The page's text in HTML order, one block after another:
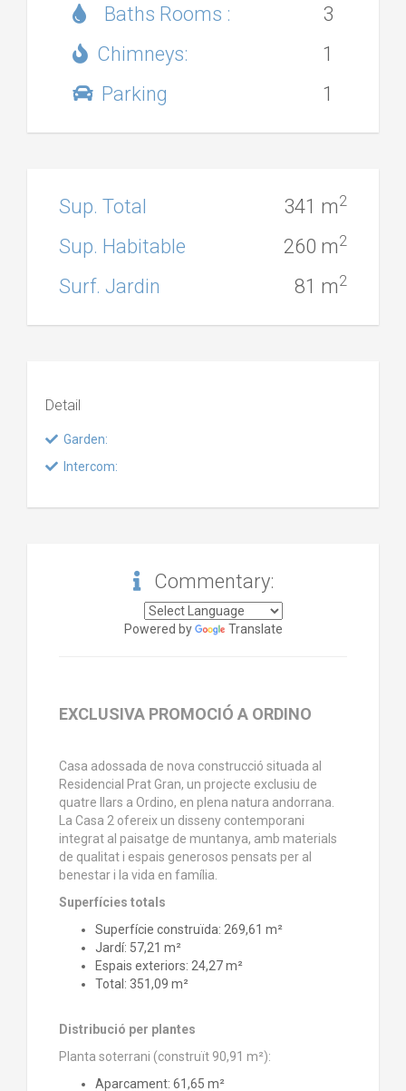
Baths Rooms :
3
Chimneys:
1
Parking
1
Sup. Total 341 m2
Sup. Habitable 260 m2
Surf. Jardin 81 m2
Detail
Garden:
Intercom:
Commentary:
Powered by Translate
EXCLUSIVA PROMOCIÓ A ORDINO
Casa adossada de nova construcció situada al
Residencial Prat Gran, un projecte exclusiu de
quatre llars a Ordino, en plena natura andorrana.
La Casa 2 ofereix un disseny contemporani
integrat al paisatge de muntanya, amb materials
de qualitat i espais generosos pensats per al
benestar i la vida en família.
Superfícies totals
Superfície construïda: 269,61 m²
Jardí: 57,21 m²
Espais exteriors: 24,27 m²
Total: 351,09 m²
Distribució per plantes
Planta soterrani (construït 90,91 m²):
Aparcament: 61,65 m²